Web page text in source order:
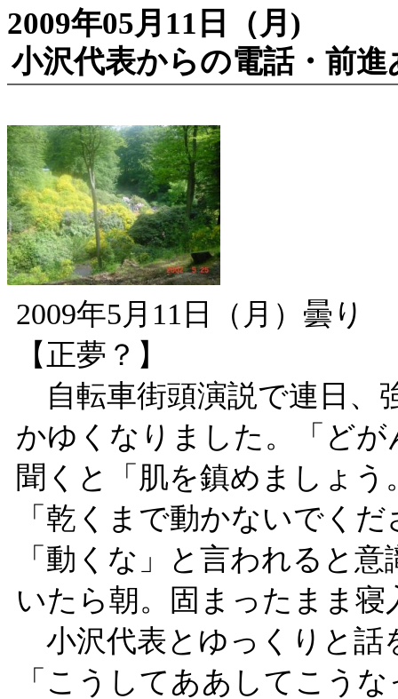
2009年05月11日（月)
小沢代表からの電話・前
2009年5月11日（月）曇り
【正夢？】
自転車街頭演説で連日、
かゆくなりました。「ど
聞くと「肌を鎮めましょ
「乾くまで動かないでく
「動くな」と言われると
いたら朝。固まったまま
小沢代表とゆっくりと話
「こうしてああしてこう